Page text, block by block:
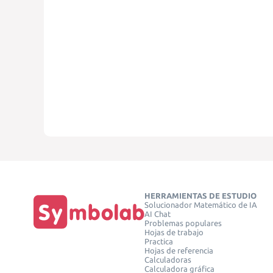
HERRAMIENTAS DE ESTUDIO
Solucionador Matemático de IA
AI Chat
Problemas populares
Hojas de trabajo
Practica
Hojas de referencia
Calculadoras
Calculadora gráfica